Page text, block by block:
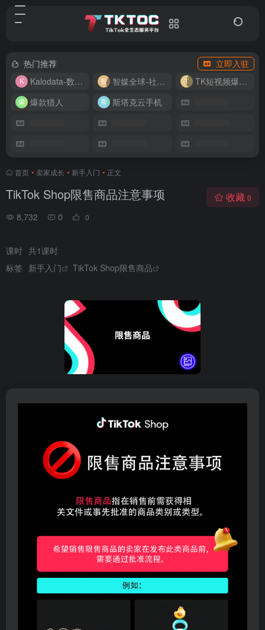
热门推荐
立即入驻
Kalodata-数据分析平台
智媒全球-社媒管理平台
TK短视频爆款复刻
爆款猎人
斯塔克云手机
首页 • 卖家成长 • 新手入门 • 正文
TikTok Shop限售商品注意事项
8,732 0 0
收藏 0
课时 共1课时
标签 新手入门 TikTok Shop限售商品